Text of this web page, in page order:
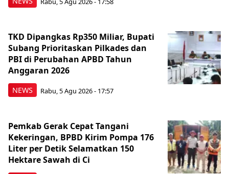
NEWS
TKD Dipangkas Rp350 Miliar, Bupati
Subang Prioritaskan Pilkades dan
PBI di Perubahan APBD Tahun
Anggaran 2026
Rabu, 5 Agu 2026 - 17:57
Pemkab Gerak Cepat Tangani
Kekeringan, BPBD Kirim Pompa 176
Liter per Detik Selamatkan 150
Hektare Sawah di Ci